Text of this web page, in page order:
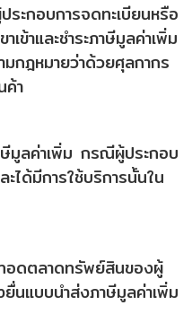
ะกอบการจดทะเบียนหรือ
ข้าและชำระภาษีมูลค่าเพิ่ม
มกฎหมายว่าด้วยศุลกากร
ค้า
ลค่าเพิ่ม กรณีผู้ประกอบ
ะได้มีการใช้บริการนั้นใน
อดตลาดทรัพย์สินของผู้
แบบนำส่งภาษีมูลค่าเพิ่ม